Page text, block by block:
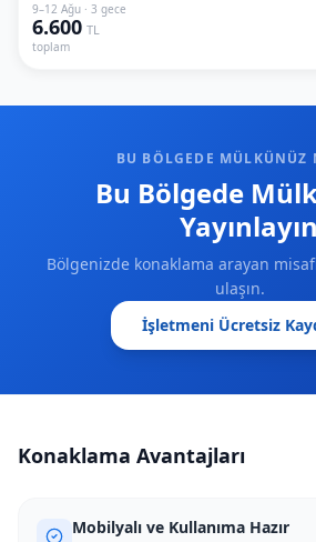
9–12 Ağu · 3 gece
6.600 TL
toplam
BU BÖLGEDE MÜLKÜNÜZ
Bu Bölgede
Yayınlayın
Bölgenizde konaklama arayan
ulaşın.
İşletmeni Ücretsiz
Konaklama Avantajları
Mobilyalı ve Kullanıma Hazır